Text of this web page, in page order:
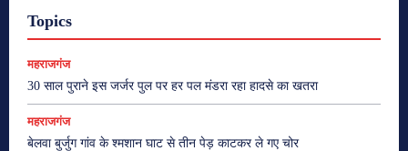
Topics
महराजगंज
30 साल पुराने इस जर्जर पुल पर हर पल मंडरा रहा हादसे का खतरा
महराजगंज
बेलवा बुर्जुग गांव के श्मशान घाट से तीन पेड़ काटकर ले गए चोर